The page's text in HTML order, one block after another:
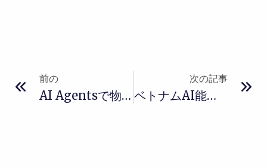
前の
AI Agentsで物流ディスパッチを最適化
次の記事
ベトナムAI能力とAX能力が生み出す新たな企業競争力